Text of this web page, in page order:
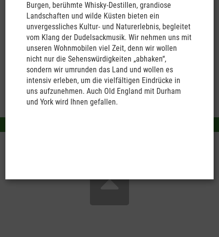
Burgen, berühmte Whisky-Destillen, grandiose
Landschaften und wilde Küsten bieten ein
unvergessliches Kultur- und Naturerlebnis, begleitet
vom Klang der Dudelsackmusik. Wir nehmen uns mit
unseren Wohnmobilen viel Zeit, denn wir wollen
nicht nur die Sehenswürdigkeiten „abhaken“,
sondern wir umrunden das Land und wollen es
intensiv erleben, um die vielfältigen Eindrücke in
uns aufzunehmen. Auch Old England mit Durham
und York wird Ihnen gefallen.
Termine der nächsten Neuseeland-Reisen und
Neuseeland-Reisevorträge